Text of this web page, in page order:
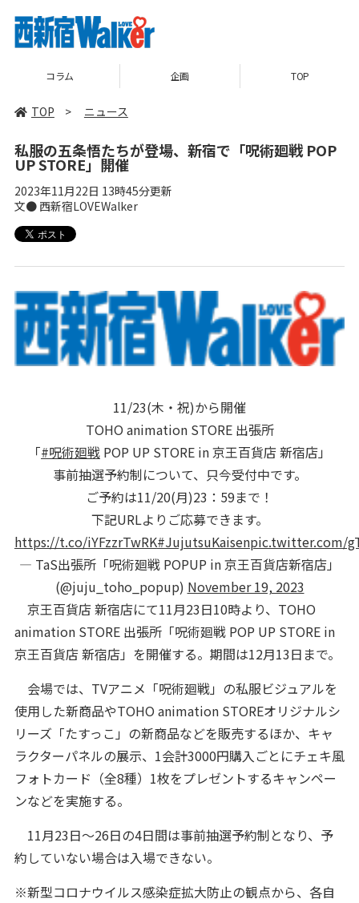
コラム 企画 TOP
TOP > ニュース
私服の五条悟たちが登場、新宿で「呪術廻戦 POP
UP STORE」開催
2023年11月22日 13時45分更新
文● 西新宿LOVEWalker
11/23(木・祝)から開催
TOHO animation STORE 出張所
「#呪術廻戦 POP UP STORE in 京王百貨店 新宿店」
事前抽選予約制について、只今受付中です。
ご予約は11/20(月)23：59まで！
下記URLよりご応募できます。
https://t.co/iYFzzrTwRK#JujutsuKaisenpic.twitter.com/
— TaS出張所「呪術廻戦 POPUP in 京王百貨店新宿店」
(@juju_toho_popup) November 19, 2023
京王百貨店 新宿店にて11月23日10時より、TOHO
animation STORE 出張所「呪術廻戦 POP UP STORE in
京王百貨店 新宿店」を開催する。期間は12月13日まで。
会場では、TVアニメ「呪術廻戦」の私服ビジュアルを
使用した新商品やTOHO animation STOREオリジナルシ
リーズ「たすっこ」の新商品などを販売するほか、キャ
ラクターパネルの展示、1会計3000円購入ごとにチェキ風
フォトカード（全8種）1枚をプレゼントするキャンペー
ンなどを実施する。
11月23日～26日の4日間は事前抽選予約制となり、予
約していない場合は入場できない。
※新型コロナウイルス感染症拡大防止の観点から、各自